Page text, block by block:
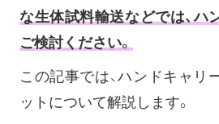
な生体試料輸送などでは、ハ
ご検討ください。
この記事では、ハンドキャリ
ットについて解説します。